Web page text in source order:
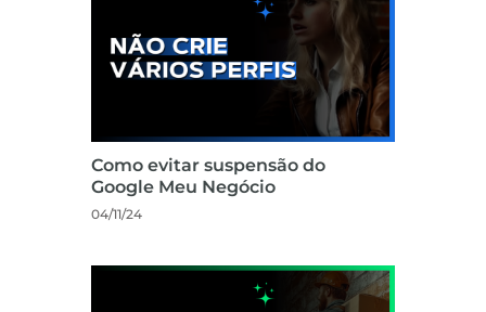
Como evitar suspensão do
Google Meu Negócio
04/11/24